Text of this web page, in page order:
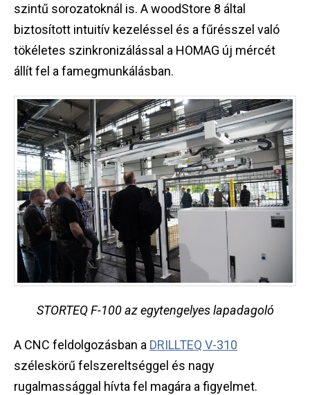
szintű sorozatoknál is. A woodStore 8 által
biztosított intuitív kezeléssel és a fűrésszel való
tökéletes szinkronizálással a HOMAG új mércét
állít fel a famegmunkálásban.
STORTEQ F-100 az egytengelyes lapadagoló
A CNC feldolgozásban a DRILLTEQ V-310
széleskörű felszereltséggel és nagy
rugalmassággal hívta fel magára a figyelmet.